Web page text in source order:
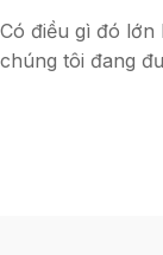
Có điều gì đó lớn
chúng tôi đang